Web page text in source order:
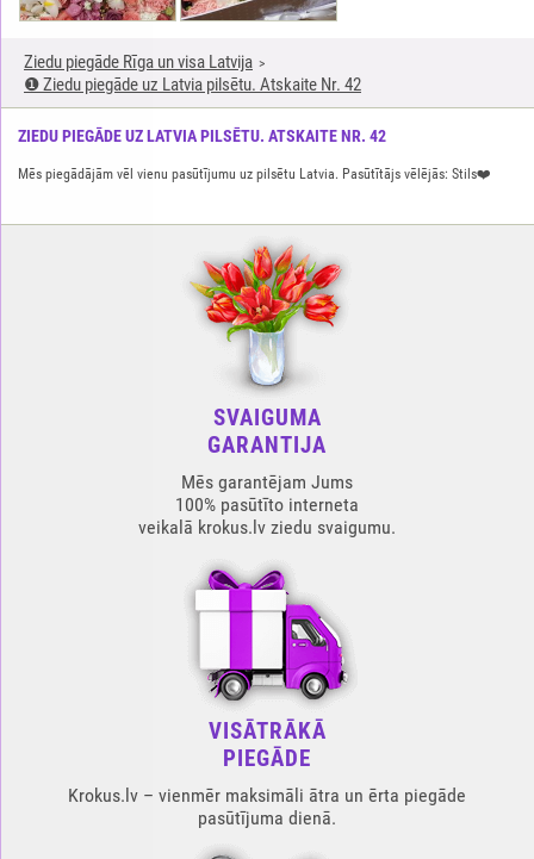
Ziedu piegāde Rīga un visa Latvija
❶ Ziedu piegāde uz Latvia pilsētu. Atskaite Nr. 42
ZIEDU PIEGĀDE UZ LATVIA PILSĒTU. ATSKAITE NR. 42
Mēs piegādājām vēl vienu pasūtījumu uz pilsētu Latvia. Pasūtītājs vēlējās: Stils❤️
SVAIGUMA
GARANTIJA
Mēs garantējam Jums
100% pasūtīto interneta
veikalā krokus.lv ziedu svaigumu.
VISĀTRĀKĀ
PIEGĀDE
Krokus.lv – vienmēr maksimāli ātra un ērta piegāde
pasūtījuma dienā.